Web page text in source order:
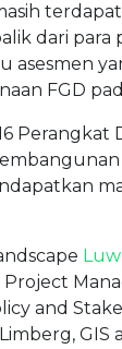
dari para
asesmen
FGD
Perangkat
and
GIS